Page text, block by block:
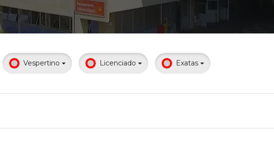
Calendário acadêmico
Internacionalização
Vespertino Licenciado Exatas